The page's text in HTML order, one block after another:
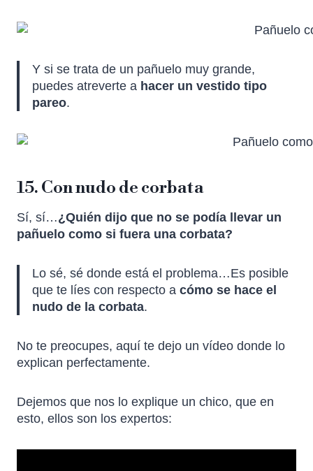
Y si se trata de un pañuelo muy grande,
puedes atreverte a hacer un vestido tipo
pareo.
15. Con nudo de corbata
Sí, sí…¿Quién dijo que no se podía llevar un
pañuelo como si fuera una corbata?
Lo sé, sé donde está el problema…Es posible
que te líes con respecto a cómo se hace el
nudo de la corbata.
No te preocupes, aquí te dejo un vídeo donde lo
explican perfectamente.
Dejemos que nos lo explique un chico, que en
esto, ellos son los expertos: